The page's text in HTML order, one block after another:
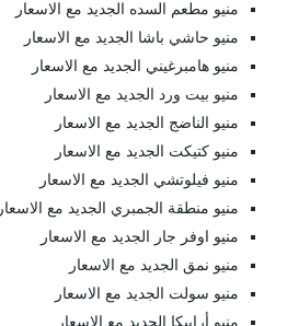
منيو مطعم السده الجديد مع الاسعار
منيو حاشي باشا الجديد مع الاسعار
منيو هامبرغيني الجديد مع الاسعار
منيو بيت ورد الجديد مع الاسعار
منيو الناضج الجديد مع الاسعار
منيو كتيكت الجديد مع الاسعار
منيو فيلوتشي الجديد مع الاسعار
منيو منطقة الجمبري الجديد مع الاسعار
منيو اوفر جار الجديد مع الاسعار
منيو نمق الجديد مع الاسعار
منيو سولت الجديد مع الاسعار
منيو أرابيكا الجديد مع الاسعار